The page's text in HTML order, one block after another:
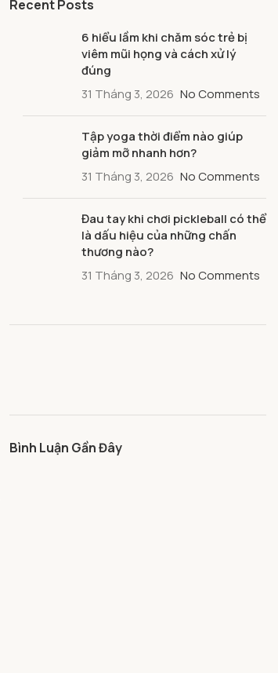
Recent Posts
6 hiểu lầm khi chăm sóc trẻ bị
viêm mũi họng và cách xử lý
đúng
31 Tháng 3, 2026 No Comments
Tập yoga thời điểm nào giúp
giảm mỡ nhanh hơn?
31 Tháng 3, 2026 No Comments
Đau tay khi chơi pickleball có thể
là dấu hiệu của những chấn
thương nào?
31 Tháng 3, 2026 No Comments
Bình Luận Gần Đây